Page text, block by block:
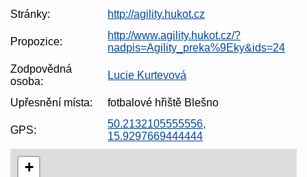
Stránky:
http://agility.hukot.cz
Propozice:
http://www.agility.hukot.cz/?
nadpis=Agility_preka%9Eky&ids=24
Zodpovědná
osoba:
Lucie Kurtevová
Upřesnění místa: fotbalové hřiště Blešno
GPS:
50.2132105555556,
15.9297669444444
+